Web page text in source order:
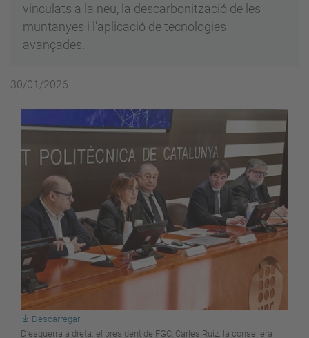
vinculats a la neu, la descarbonització de les
muntanyes i l’aplicació de tecnologies
avançades.
30/01/2026
Descarregar
D'esquerra a dreta: el president de FGC, Carles Ruiz; la consellera